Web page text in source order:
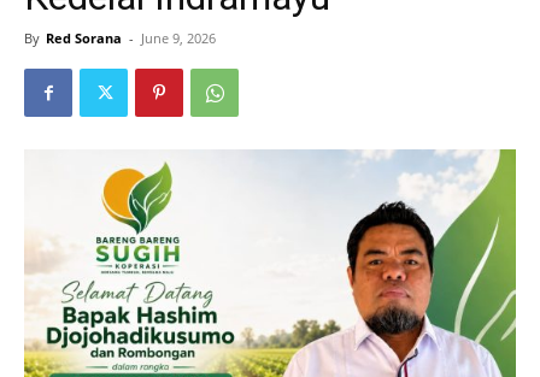
By Red Sorana - June 9, 2026